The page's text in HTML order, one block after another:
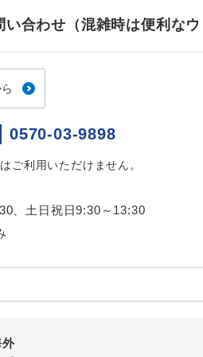
合わせ（混雑時は便利な
0570-03-9898
ご利用いただけません。
、土日祝日9:30～13:30
外